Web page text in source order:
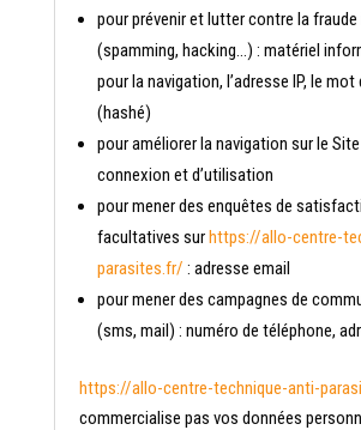
pour prévenir et lutter contre la
(spamming, hacking…) : matériel
pour la navigation, l’adresse IP, le mot
(hashé)
pour améliorer la navigation sur le
connexion et d’utilisation
pour mener des enquêtes de
facultatives surhttps://allo-centre-
parasites.fr/ : adresse email
pour mener des campagnes de
(sms, mail) : numéro de téléphone,
https://allo-centre-technique-anti-
commercialise pas vos données